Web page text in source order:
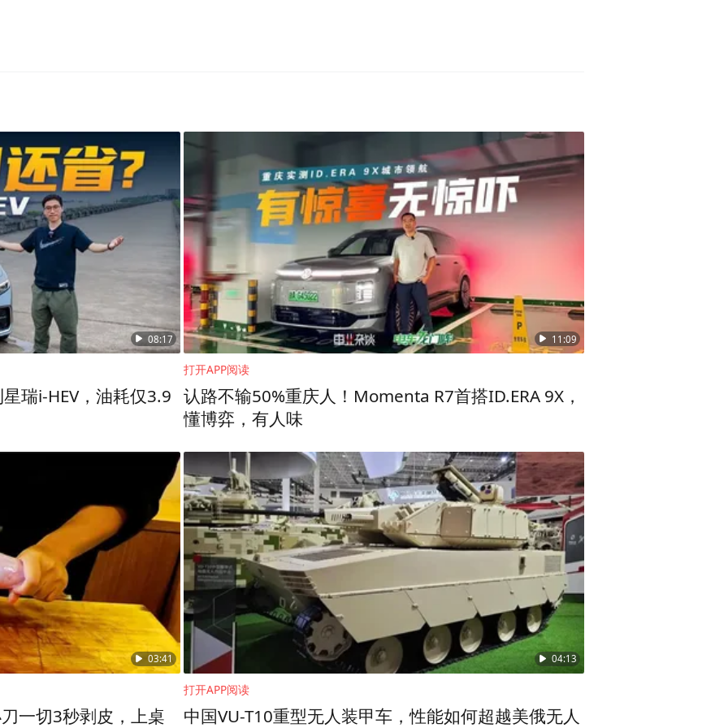
教协会副会长、普陀山佛教协会会长、中国佛学院普陀山学院院长、普济禅
子召开紧急会议，研究决定普陀山佛教协会捐赠1000万元，意愿将善款专项
陀山佛教协会的一份力量。
08:17
瑞i-HEV，油耗仅3.9
11:09
打开APP阅读
认路不输50%重庆人！Momenta R7首搭ID.ERA 9X，
懂博弈，有人味
03:41
一切3秒剥皮，上桌
04:13
打开APP阅读
中国VU-T10重型无人装甲车，性能如何超越美俄无人